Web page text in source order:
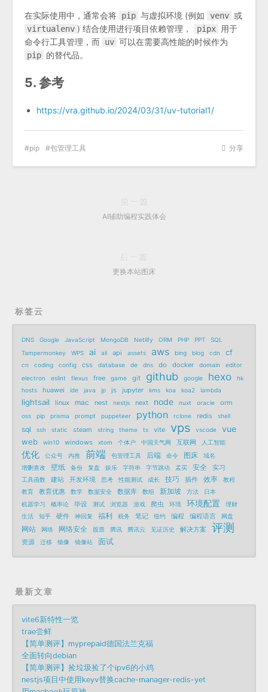
在实际使用中，通常会将 pip 与虚拟环境 (例如 venv 或
virtualenv ) 结合使用进行项目依赖管理， pipx
用于
命令行工具管理，而 uv 可以在需要高性能的时候作为
pip 的替代品。
5. 参考
https://vra.github.io/2024/03/31/uv-tutorial1/
分享
pip 包管理工具
前一篇
AI辅助编程实践体会
后一篇
更换本站图床
标签云
DNS Google JavaScript MongoDB Netlify ORM PHP PPT
SQL
Tampermonkey
WPS ai ali api assets aws bing blog cdn cf
cn coding config css database de dns do docker domain
editor
electron
eslint flexus free game git github google hexo
hk
hosts
huawei ide java jp js jupyter kms koa koa2 lambda
lightsail linux mac nest nestjs next node nuxt oracle orm
oss pip prisma prompt puppeteer python rclone redis shell
sql ssh static steam string theme ts vite vps vscode vue
web win10 windows xtom 个体户 中国天气网 互联网 人工智能
优化 公众号 内推 前端 包管理工具 后端 命令 图床
域名
增删查改
壁纸 备份 复盘 娱乐 字符串 字节跳动 孟买 安全 实习
工具函数 建站 开发环境 思考 性能测试 成长 技巧 插件 效率
教程
教育
教育优惠 数学 数据安全 数据库 数组 新加坡 方法
日本
机器学习
概率论 毕设 测试 浏览器 游戏 爬虫 环境 环境配置
理财
生活
知乎 硬件 神回复 福利 税务 笔记 纽约 编程 编程语言 网盘
网站 网络 网络安全 股票 腾讯 腾讯云 见证历史 解决方案 评测
资源 迁移 镜像 镜像站 面试
最新文章
vite6新特性一览
trae尝鲜
【简单测评】myprepaid德国法兰克福
全面转向debian
【简单测评】捡垃圾捡了个ipv6的小鸡
nestjs项目中使用keyv替换cache-manager-redis-yet